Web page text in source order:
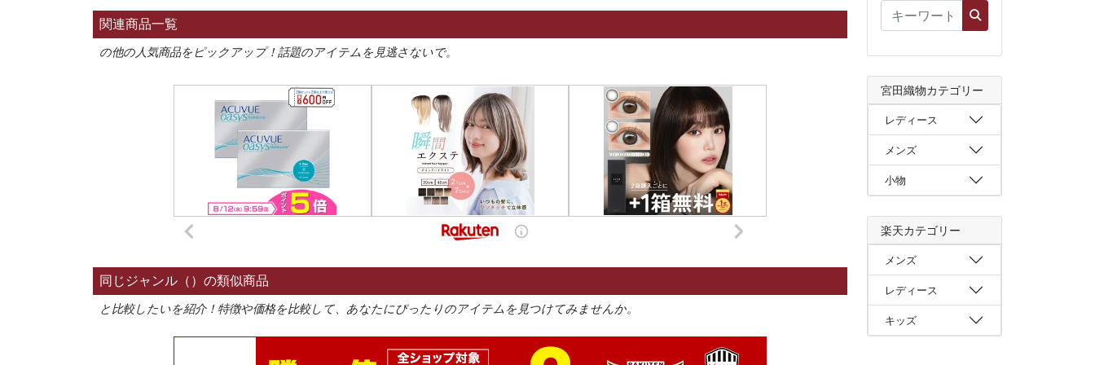
関連商品一覧
の他の人気商品をピックアップ！話題のアイテムを見逃さないで。
同じジャンル（）の類似商品
と比較したいを紹介！特徴や価格を比較して、あなたにぴったりのアイテムを見つけてみませんか。
宮田織物カテゴリー
レディース
メンズ
小物
楽天カテゴリー
メンズ
レディース
キッズ